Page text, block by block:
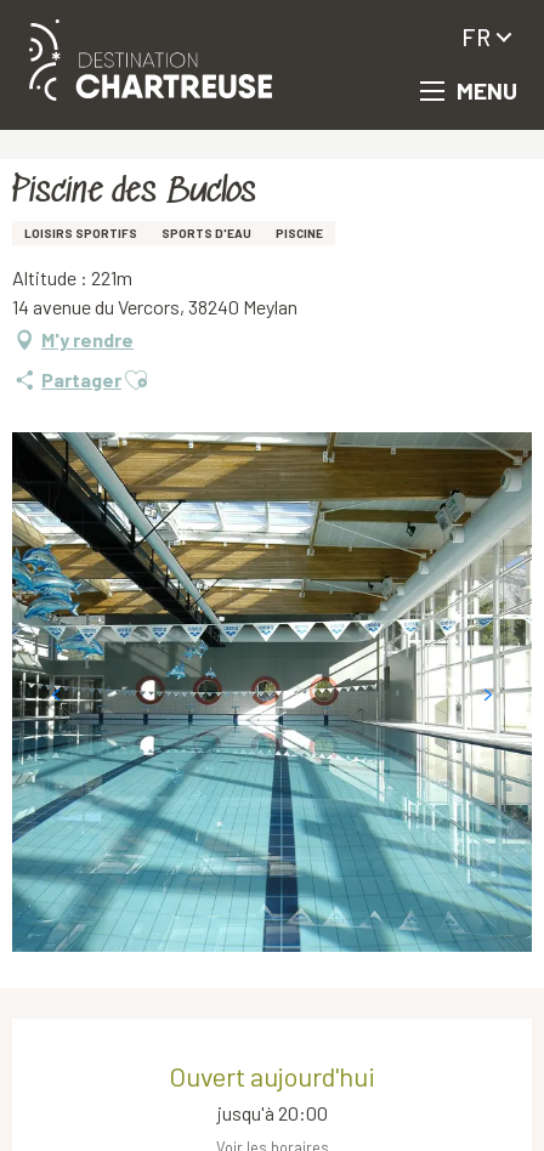
Aller
principal
MENU
FR
Piscine des Buclos
LOISIRS SPORTIFS SPORTS D'EAU PISCINE
Altitude : 221m
14 avenue du Vercors, 38240 Meylan
M'y rendre
PartagerAjouter aux favoris
Ouvert aujourd'hui
jusqu'à 20:00